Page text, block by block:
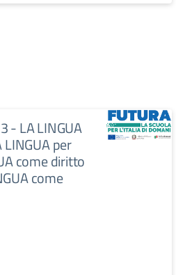
- LA LINGUA
per
come diritto
come